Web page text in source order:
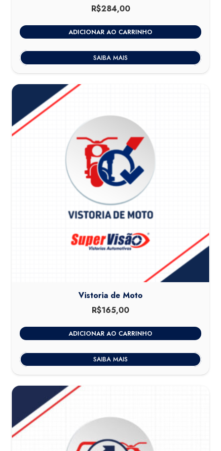
R$284,00
ADICIONAR AO CARRINHO
SAIBA MAIS
Vistoria de Moto
R$165,00
ADICIONAR AO CARRINHO
SAIBA MAIS